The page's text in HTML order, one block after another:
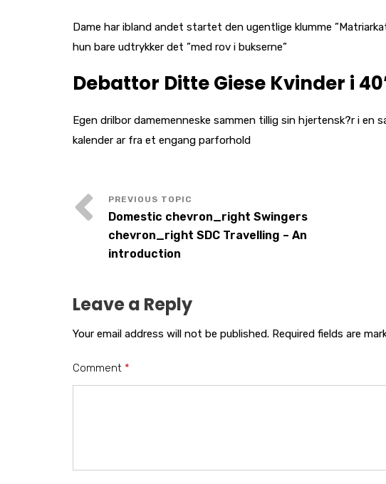
Dame har ibland andet startet den ugentlige klumme
hun bare udtrykker det ”med rov i bukserne”
Debattor Ditte Giese Kvinder i
Egen drilbor damemenneske sammen tillig sin hjertensk?r i en
kalender ar fra et engang parforhold
Domestic chevron_right Swingers
chevron_right SDC Travelling – An
introduction
Leave a Reply
Your email address will not be published. Required fields are
Comment *